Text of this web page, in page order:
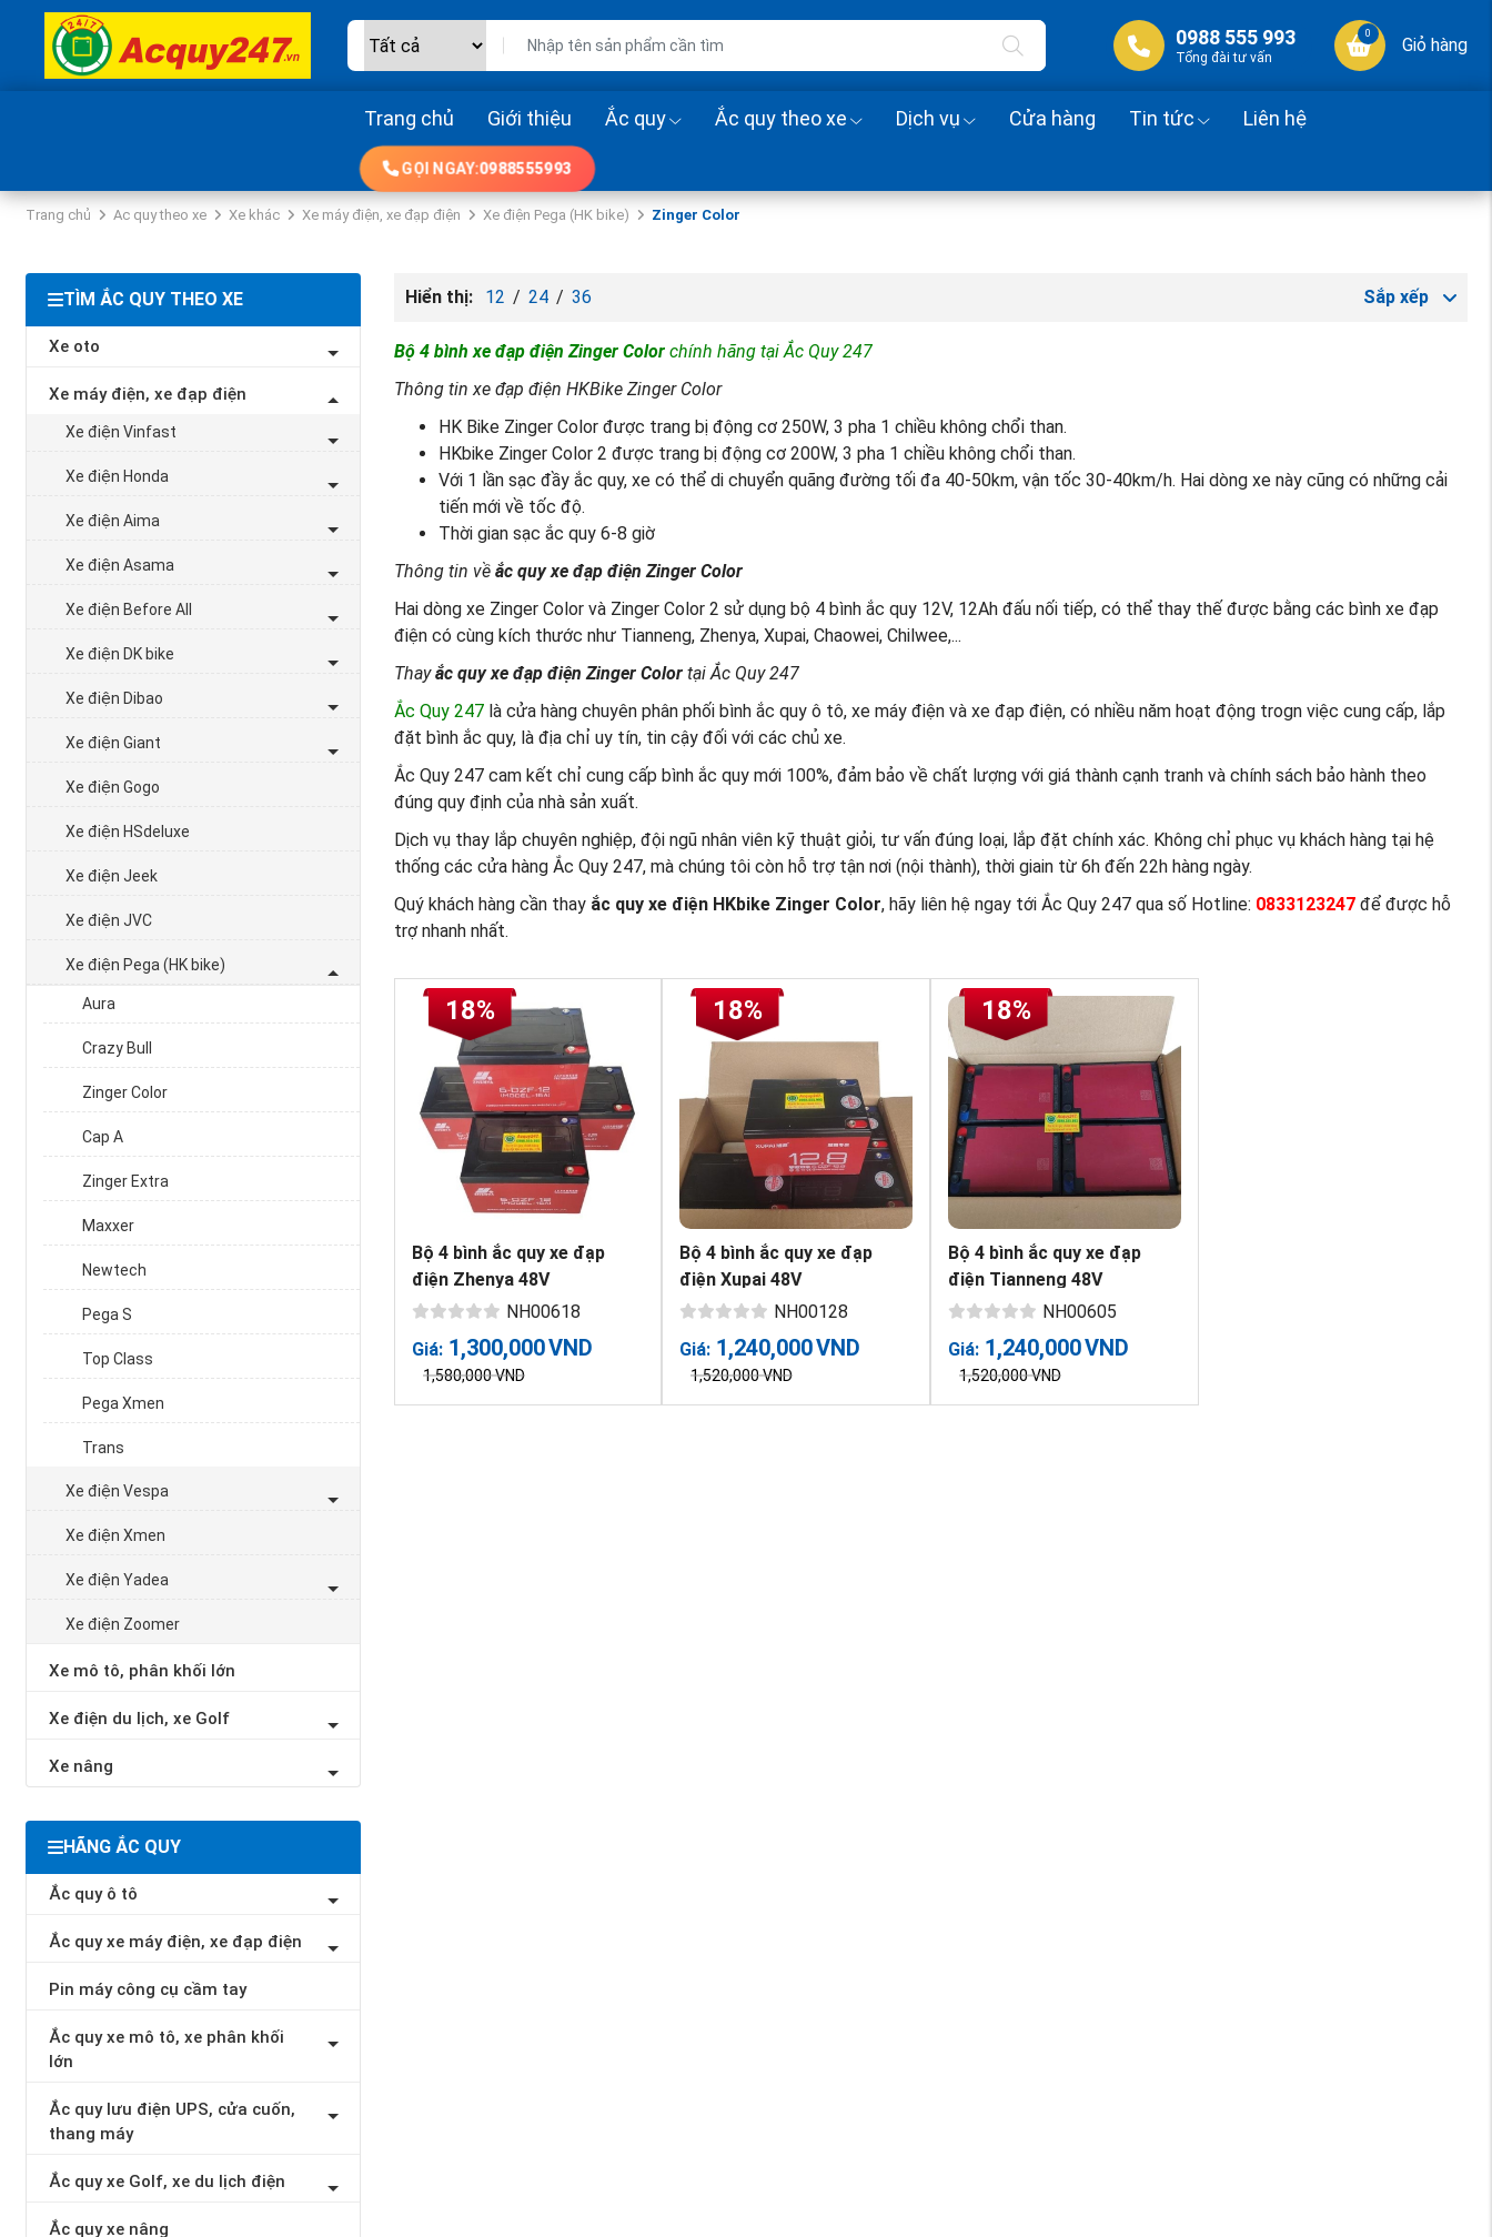
0988 555 993
Tổng đài tư vấn
0
Giỏ hàng
Trang chủ Giới thiệu Ắc quy Ắc quy theo xe Dịch vụ Cửa hàng Tin tức Liên hệ
GỌI NGAY:0988555993
Trang chủ Ac quy theo xe Xe khác Xe máy điện, xe đạp điện Xe điện Pega (HK bike) Zinger Color
TÌM ẮC QUY THEO XE
Xe oto
Xe máy điện, xe đạp điện
Xe điện Vinfast
Xe điện Honda
Xe điện Aima
Xe điện Asama
Xe điện Before All
Xe điện DK bike
Xe điện Dibao
Xe điện Giant
Xe điện Gogo
Xe điện HSdeluxe
Xe điện Jeek
Xe điện JVC
Xe điện Pega (HK bike)
Aura
Crazy Bull
Zinger Color
Cap A
Zinger Extra
Maxxer
Newtech
Pega S
Top Class
Pega Xmen
Trans
Xe điện Vespa
Xe điện Xmen
Xe điện Yadea
Xe điện Zoomer
Xe mô tô, phân khối lớn
Xe điện du lịch, xe Golf
Xe nâng
HÃNG ẮC QUY
Ắc quy ô tô
Ắc quy xe máy điện, xe đạp điện
Pin máy công cụ cầm tay
Ắc quy xe mô tô, xe phân khối
lớn
Ắc quy lưu điện UPS, cửa cuốn,
thang máy
Ắc quy xe Golf, xe du lịch điện
Ắc quy xe nâng
Hiển thị: 12 / 24 / 36 Sắp xếp
Bộ 4 bình xe đạp điện Zinger Colorchính hãng tại Ắc Quy 247
Thông tin xe đạp điện HKBike Zinger Color
HK Bike Zinger Color được trang bị động cơ 250W, 3 pha 1 chiều không chổi than.
HKbike Zinger Color 2 được trang bị động cơ 200W, 3 pha 1 chiều không chổi than.
Với 1 lần sạc đầy ắc quy, xe có thể di chuyển quãng đường tối đa 40-50km, vận tốc 30-40km/h. Hai dòng xe này cũng có những cải
tiến mới về tốc độ.
Thời gian sạc ắc quy 6-8 giờ
Thông tin về ắc quy xe đạp điện Zinger Color
Hai dòng xe Zinger Color và Zinger Color 2 sử dụng bộ 4 bình ắc quy 12V, 12Ah đấu nối tiếp, có thể thay thế được bằng các bình xe đạp
điện có cùng kích thước như Tianneng, Zhenya, Xupai, Chaowei, Chilwee,...
Thayắc quy xe đạp điện Zinger Colortại Ắc Quy 247
Ắc Quy 247là cửa hàng chuyên phân phối bình ắc quy ô tô, xe máy điện và xe đạp điện, có nhiều năm hoạt động trogn việc cung cấp, lắp
đặt bình ắc quy, là địa chỉ uy tín, tin cậy đối với các chủ xe.
Ắc Quy 247 cam kết chỉ cung cấp bình ắc quy mới 100%, đảm bảo về chất lượng với giá thành cạnh tranh và chính sách bảo hành theo
đúng quy định của nhà sản xuất.
Dịch vụ thay lắp chuyên nghiệp, đội ngũ nhân viên kỹ thuật giỏi, tư vấn đúng loại, lắp đặt chính xác. Không chỉ phục vụ khách hàng tại hệ
thống các cửa hàng Ắc Quy 247, mà chúng tôi còn hỗ trợ tận nơi (nội thành), thời giain từ 6h đến 22h hàng ngày.
Quý khách hàng cần thay ắc quy xe điện HKbike Zinger Color, hãy liên hệ ngay tới Ắc Quy 247 qua số Hotline: 0833123247để được hỗ
trợ nhanh nhất.
18%
Bộ 4 bình ắc quy xe đạp
điện Zhenya 48V
NH00618
Giá: 1,300,000VND
1,580,000VND
18%
Bộ 4 bình ắc quy xe đạp
điện Xupai 48V
NH00128
Giá: 1,240,000VND
1,520,000VND
18%
Bộ 4 bình ắc quy xe đạp
điện Tianneng 48V
NH00605
Giá: 1,240,000VND
1,520,000VND